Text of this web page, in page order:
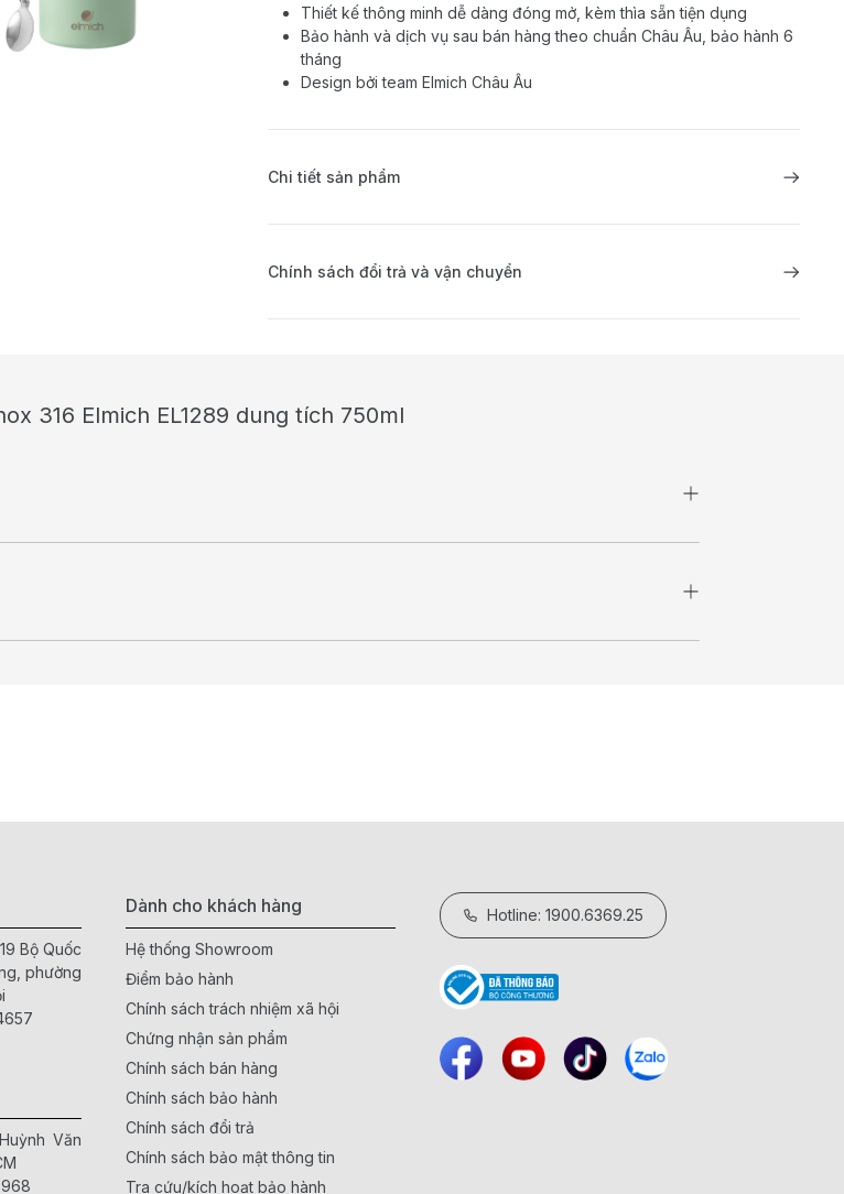
Thiết kế thông minh dễ dàng đóng mở, kèm thìa sẵn tiện dụng
Bảo hành và dịch vụ sau bán hàng theo chuẩn Châu Âu, bảo hành 6
tháng
Design bởi team Elmich Châu Âu
Chi tiết sản phẩm
Chính sách đổi trả và vận chuyển
316 Elmich EL1289 dung tích 750ml
Bộ Quốc
phường
Văn
Dành cho khách hàng
Hệ thống Showroom
Điểm bảo hành
Chính sách trách nhiệm xã hội
Chứng nhận sản phẩm
Chính sách bán hàng
Chính sách bảo hành
Chính sách đổi trả
Chính sách bảo mật thông tin
Tra cứu/kích hoạt bảo hành
Hotline: 1900.6369.25